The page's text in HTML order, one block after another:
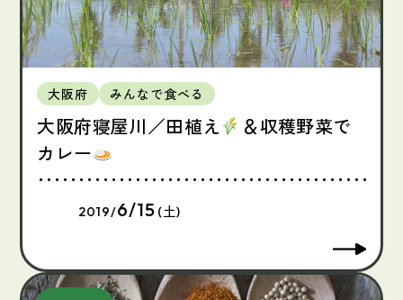
大阪府 みんなで食べる
大阪府寝屋川／田植え
＆収穫野菜で
カレー
2019/6/15 (土)